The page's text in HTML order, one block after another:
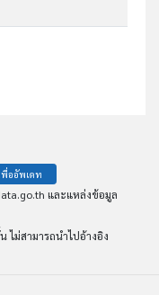
ออัพเดท
และแหล่งข้อมูล
ไม่สามารถนำไปอ้างอิง